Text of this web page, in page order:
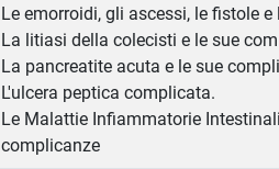
Le emorroidi, gli ascessi, le fistole e
La litiasi della colecisti e le sue
La pancreatite acuta e le sue
L'ulcera peptica complicata.
Le Malattie Infiammatorie
complicanze